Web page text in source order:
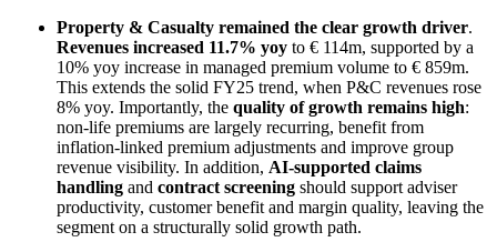
Property & Casualty remained the clear growth driver.
Revenues increased 11.7% yoy to € 114m, supported by a
10% yoy increase in managed premium volume to € 859m.
This extends the solid FY25 trend, when P&C revenues rose
8% yoy. Importantly, the quality of growth remains high:
non-life premiums are largely recurring, benefit from
inflation-linked premium adjustments and improve group
revenue visibility. In addition, AI-supported claims
handling and contract screening should support adviser
productivity, customer benefit and margin quality, leaving the
segment on a structurally solid growth path.